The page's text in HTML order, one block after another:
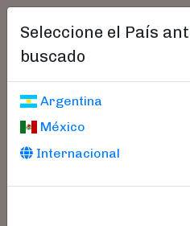
Seleccione el País
buscado
Argentina
México
Internacional
Libros
Parámetros